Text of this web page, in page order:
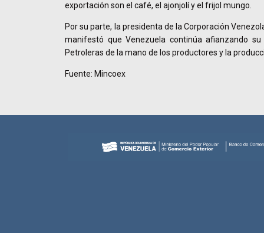
exportación son el café, el ajonjolí y el frijol mungo.
Por su parte, la presidenta de la Corporación
manifestó que Venezuela continúa afianzando
Petroleras de la mano de los productores y la
Fuente: Mincoex